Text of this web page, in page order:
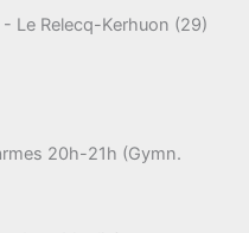
Le Relecq-Kerhuon (29)
20h-21h (Gymn.